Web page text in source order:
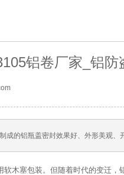
铝卷厂家_铝
成的铝瓶盖密封效果好、外形美观
木塞包装。但随着时代的变迁，